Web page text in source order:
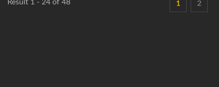
Result 1 - 24 of 48 1 2